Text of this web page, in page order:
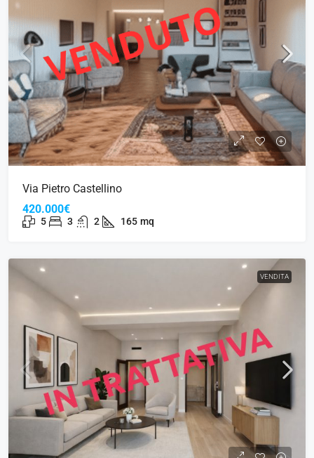
Via Pietro Castellino
420.000€
5 3 2 165 mq
VENDITA